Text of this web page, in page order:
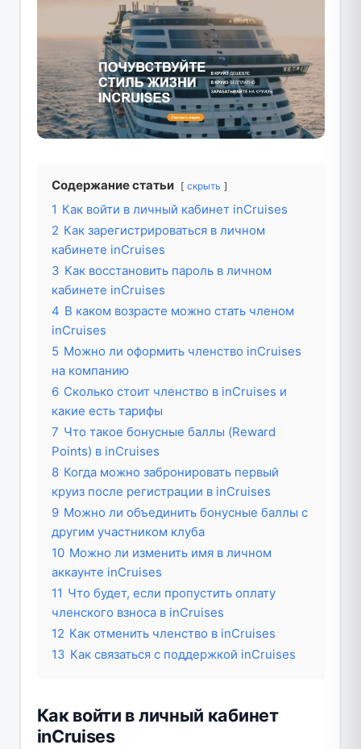
Содержание статьи скрыть
1 Как войти в личный кабинет inCruises
2 Как зарегистрироваться в личном
кабинете inCruises
3 Как восстановить пароль в личном
кабинете inCruises
4 В каком возрасте можно стать членом
inCruises
5 Можно ли оформить членство inCruises
на компанию
6 Сколько стоит членство в inCruises и
какие есть тарифы
7 Что такое бонусные баллы (Reward
Points) в inCruises
8 Когда можно забронировать первый
круиз после регистрации в inCruises
9 Можно ли объединить бонусные баллы с
другим участником клуба
10 Можно ли изменить имя в личном
аккаунте inCruises
11 Что будет, если пропустить оплату
членского взноса в inCruises
12 Как отменить членство в inCruises
13 Как связаться с поддержкой inCruises
Как войти в личный кабинет
inCruises